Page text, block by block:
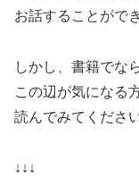
お話することがで
しかし、書籍でな
この辺が気になる
読んでみてください
↓↓↓